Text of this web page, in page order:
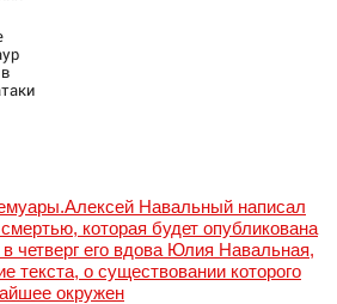
Навальный написал
которая будет опубликована
четверг его вдова Юлия Навальная,
текста, о существовании которого
окружен